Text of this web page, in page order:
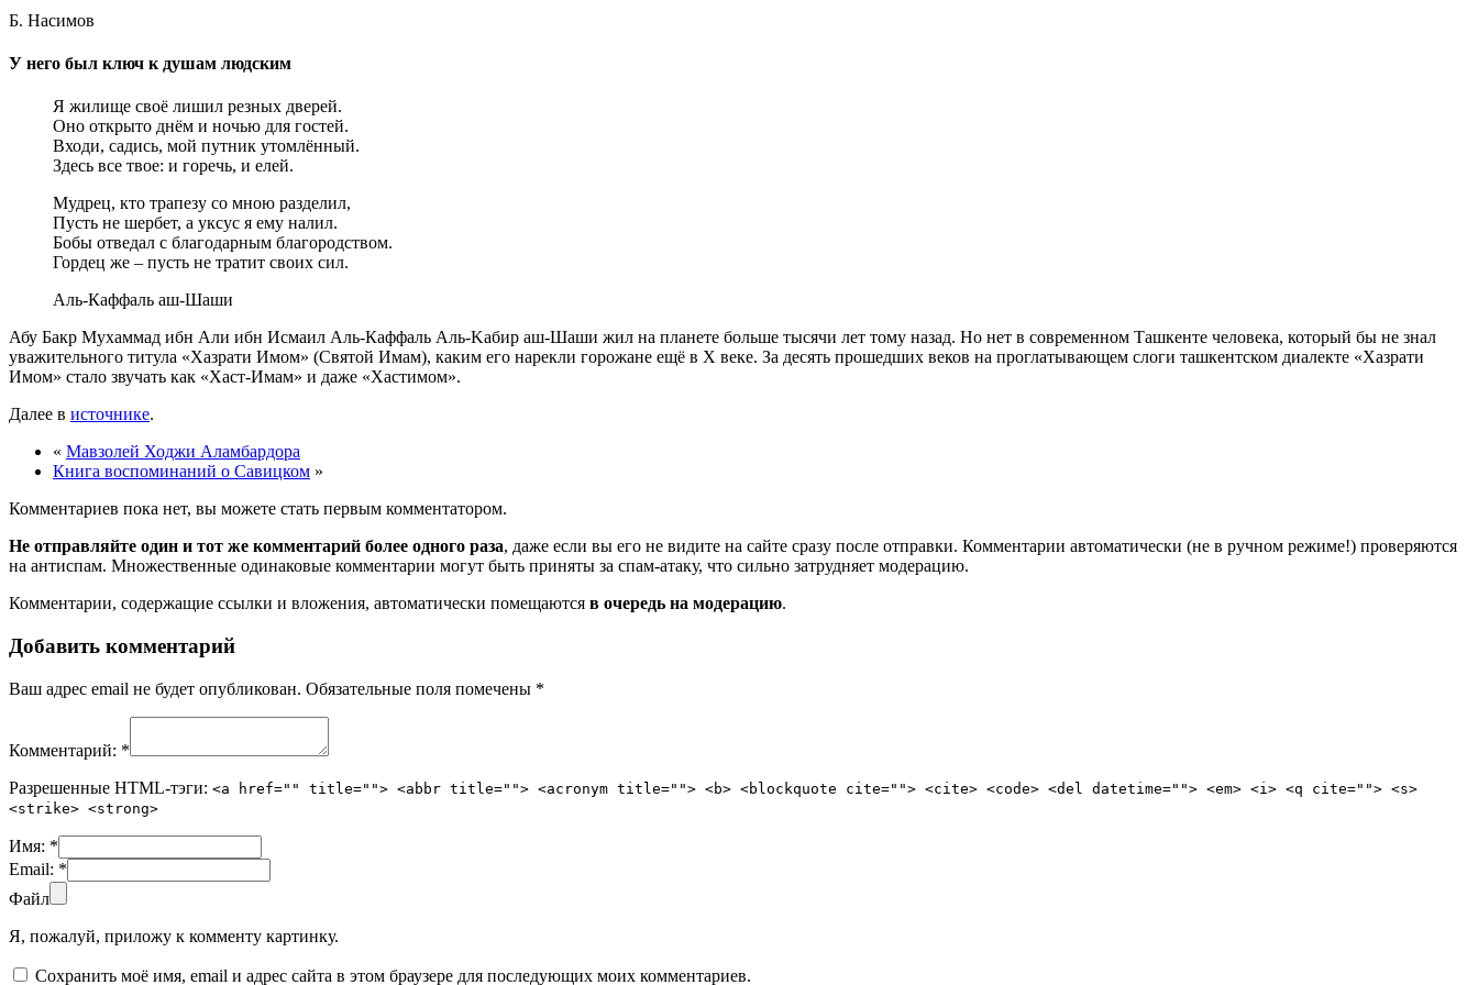
Б. Насимов
У него был ключ к душам людским
Я жилище своё лишил резных дверей.
Оно открыто днём и ночью для гостей.
Входи, садись, мой путник утомлённый.
Здесь все твое: и горечь, и елей.
Мудрец, кто трапезу со мною разделил,
Пусть не шербет, а уксус я ему налил.
Бобы отведал с благодарным благородством.
Гордец же – пусть не тратит своих сил.
Аль-Каффаль аш-Шаши
Абу Бакр Мухаммад ибн Али ибн Исмаил Аль-Каффаль Aль-Kaбир аш-Шаши жил на планете больше тысячи лет тому назад. Но нет в современном Ташкенте человека, который бы не знал
уважительного титула «Хазрати Имом» (Святой Имам), каким его нарекли горожане ещё в Х веке. За десять прошедших веков на проглатывающем слоги ташкентском диалекте «Хазрати
Имом» стало звучать как «Хаст-Имам» и даже «Хастимом».
Далее в источнике.
« Мавзолей Ходжи Аламбардора
Книга воспоминаний о Савицком »
Комментариев пока нет, вы можете стать первым комментатором.
Не отправляйте один и тот же комментарий более одного раза, даже если вы его не видите на сайте сразу после отправки. Комментарии автоматически (не в ручном режиме!) проверяются
на антиспам. Множественные одинаковые комментарии могут быть приняты за спам-атаку, что сильно затрудняет модерацию.
Комментарии, содержащие ссылки и вложения, автоматически помещаются в очередь на модерацию.
Добавить комментарий
Ваш адрес email не будет опубликован. Обязательные поля помечены *
Комментарий: *
Разрешенные HTML-тэги: <a href="" title=""> <abbr title=""> <acronym title=""> <b> <blockquote cite=""> <cite> <code> <del datetime=""> <em> <i> <q cite=""> <s>
<strike> <strong>
Имя: *
Email: *
Файл
Я, пожалуй, приложу к комменту картинку.
Сохранить моё имя, email и адрес сайта в этом браузере для последующих моих комментариев.